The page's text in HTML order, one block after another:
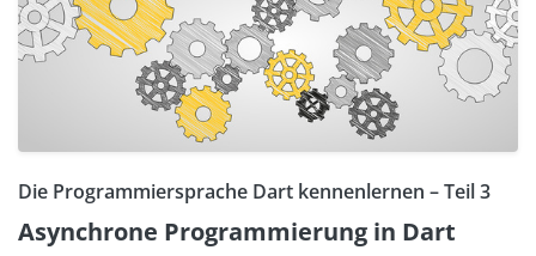
Die Programmiersprache Dart kennenlernen – Teil 3
Asynchrone Programmierung in Dart